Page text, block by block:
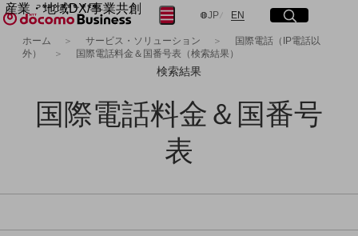
産業・地域DX/事業共創
OPEN HUB for Plural Futures
自律・分散・協調型社会の実現を目指し、
「社会可能性」を探究・実装する事業共創エコシステムです。
イベント/ウェビナー
記事コンテンツ
プレイヤー(カタリスト/パートナー企業)
Smart Education
JP日本語
EN Englishサイト内検索
開く
メニュー
開く
フリーワードを入力して探す
フリーワードでNTTドコモビジネスの
検索する
ホーム サービス・ソリューション
国際電話（IP電話以
外）
国際電話料金＆国番号表（検索結果）
検索結果
国際電話料金＆国番号
表